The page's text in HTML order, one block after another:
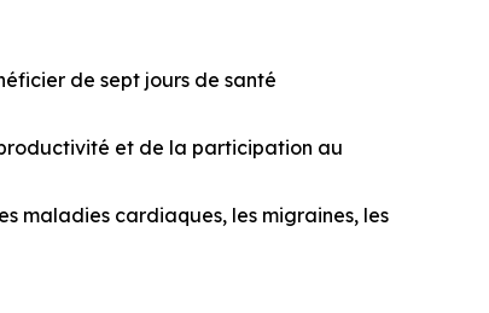
de sept jours de santé
productivité et de la participation au
maladies cardiaques, les migraines, les